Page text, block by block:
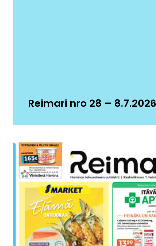
Reimari nro 28 – 8.7.2026